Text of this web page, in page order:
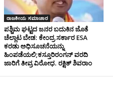
ರಾಜಕೀಯ ಸಮಾಚಾರ
ಪಶ್ಚಿಮ ಘಟ್ಟದ ಜನರ ಬದುಕಿನ ಜೊತೆ
ಚೆಲ್ಲಾಟ ಬೇಡ: ಕೇಂದ್ರ ಸರ್ಕಾರ ESA
ಕರಡು ಅಧಿಸೂಚನೆಯನ್ನು
ಹಿಂಪಡೆಯಲಿ;ಕಸ್ತೂರಿರಂಗನ್ ವರದಿ
ಜಾರಿಗೆ ತೀವ್ರ ವಿರೋಧ. ರಕ್ಷಿತ್ ಶಿವರಾಂ